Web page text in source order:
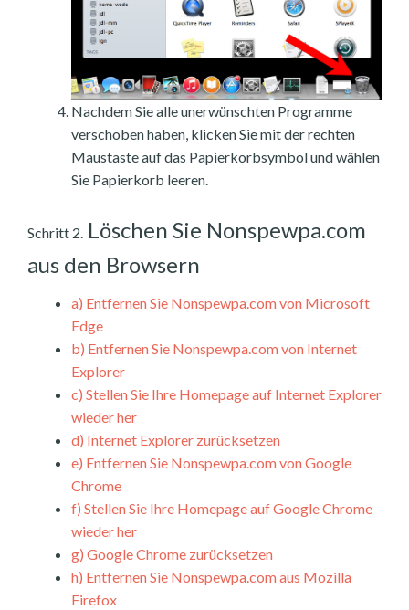
Nachdem Sie alle unerwünschten Programme
verschoben haben, klicken Sie mit der rechten
Maustaste auf das Papierkorbsymbol und wählen
Sie Papierkorb leeren.
Schritt 2. Löschen Sie Nonspewpa.com
aus den Browsern
a) Entfernen Sie Nonspewpa.com von Microsoft
Edge
b) Entfernen Sie Nonspewpa.com von Internet
Explorer
c) Stellen Sie Ihre Homepage auf Internet Explorer
wieder her
d) Internet Explorer zurücksetzen
e) Entfernen Sie Nonspewpa.com von Google
Chrome
f) Stellen Sie Ihre Homepage auf Google Chrome
wieder her
g) Google Chrome zurücksetzen
h) Entfernen Sie Nonspewpa.com aus Mozilla
Firefox